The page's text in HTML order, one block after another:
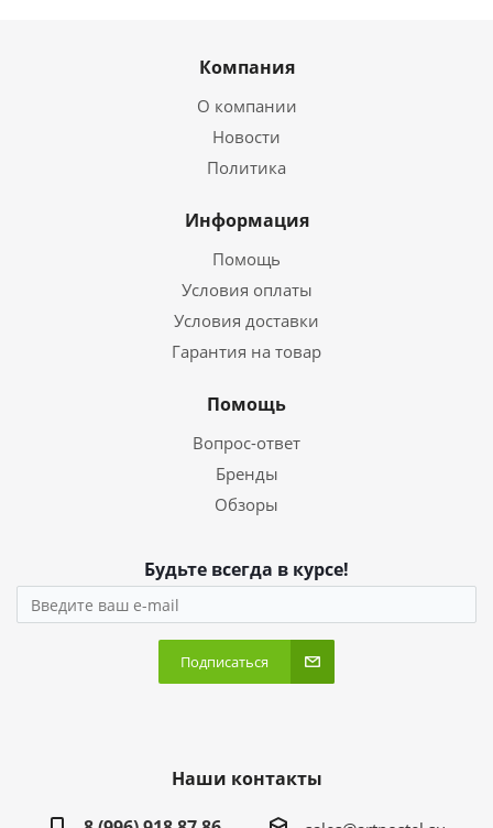
Компания
О компании
Новости
Политика
Информация
Помощь
Условия оплаты
Условия доставки
Гарантия на товар
Помощь
Вопрос-ответ
Бренды
Обзоры
Будьте всегда в курсе!
Подписаться
Наши контакты